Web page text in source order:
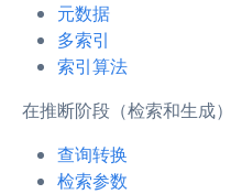
元数据
多索引
索引算法
在推断阶段（检索和生成
查询转换
检索参数